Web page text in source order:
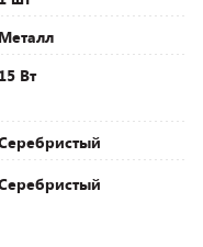
Металл
15 Вт